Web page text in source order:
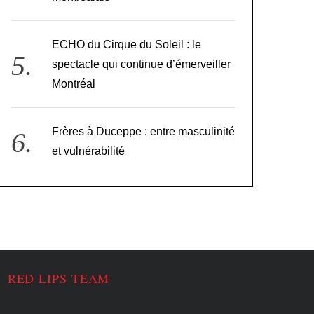
ECHO du Cirque du Soleil : le
spectacle qui continue d’émerveiller
Montréal
Frères à Duceppe : entre masculinité
et vulnérabilité
RED LIPS TEAM